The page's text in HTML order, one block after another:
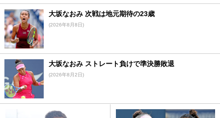
大坂なおみ 次戦は地元期待の23歳
(2026年8月8日)
大坂なおみ ストレート負けで準決勝敗退
(2026年8月2日)